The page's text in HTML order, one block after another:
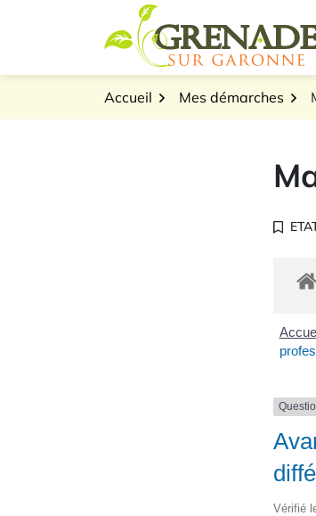
Logo
Accueil Mes démarches
Vérifié